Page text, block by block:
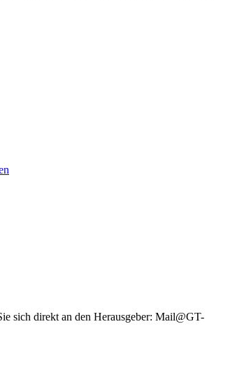
sich direkt an den Herausgeber: Mail@GT-